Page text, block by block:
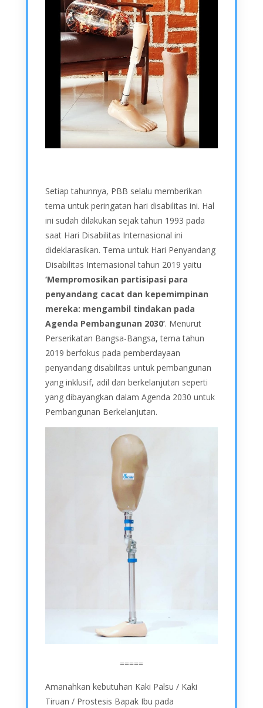
Setiap tahunnya, PBB selalu memberikan
tema untuk peringatan hari disabilitas ini. Hal
ini sudah dilakukan sejak tahun 1993 pada
saat Hari Disabilitas Internasional ini
dideklarasikan. Tema untuk Hari Penyandang
Disabilitas Internasional tahun 2019 yaitu
‘Mempromosikan partisipasi para
penyandang cacat dan kepemimpinan
mereka: mengambil tindakan pada
Agenda Pembangunan 2030’. Menurut
Perserikatan Bangsa-Bangsa, tema tahun
2019 berfokus pada pemberdayaan
penyandang disabilitas untuk pembangunan
yang inklusif, adil dan berkelanjutan seperti
yang dibayangkan dalam Agenda 2030 untuk
Pembangunan Berkelanjutan.
=====
Amanahkan kebutuhan Kaki Palsu / Kaki
Tiruan / Prostesis Bapak Ibu pada